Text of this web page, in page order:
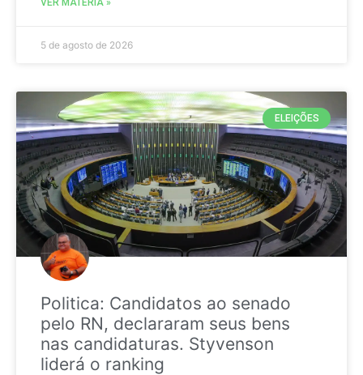
5 de agosto de 2026
ELEIÇÕES
Politica: Candidatos ao senado
pelo RN, declararam seus bens
nas candidaturas. Styvenson
liderá o ranking